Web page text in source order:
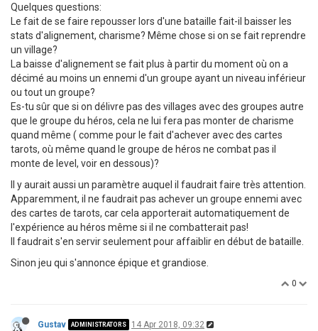
Quelques questions:
Le fait de se faire repousser lors d'une bataille fait-il baisser les
stats d'alignement, charisme? Même chose si on se fait reprendre
un village?
La baisse d'alignement se fait plus à partir du moment où on a
décimé au moins un ennemi d'un groupe ayant un niveau inférieur
ou tout un groupe?
Es-tu sûr que si on délivre pas des villages avec des groupes autre
que le groupe du héros, cela ne lui fera pas monter de charisme
quand même ( comme pour le fait d'achever avec des cartes
tarots, où même quand le groupe de héros ne combat pas il
monte de level, voir en dessous)?
Il y aurait aussi un paramètre auquel il faudrait faire très attention.
Apparemment, il ne faudrait pas achever un groupe ennemi avec
des cartes de tarots, car cela apporterait automatiquement de
l'expérience au héros même si il ne combatterait pas!
Il faudrait s'en servir seulement pour affaiblir en début de bataille.
Sinon jeu qui s'annonce épique et grandiose.
0
Gustav ADMINISTRATORS 14 Apr 2018, 09:32